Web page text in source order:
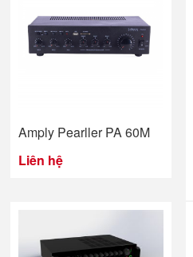
Amply Pearller PA 60M
Liên hệ